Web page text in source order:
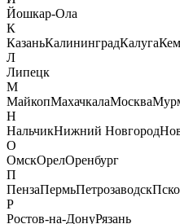
Йошкар-Ола
К
КазаньКалининградКалуга
Л
Липецк
М
МайкопМахачкалаМосква
Н
НальчикНижний Новгород
О
ОмскОрелОренбург
П
ПензаПермьПетрозаводск
Р
Ростов-на-ДонуРязань